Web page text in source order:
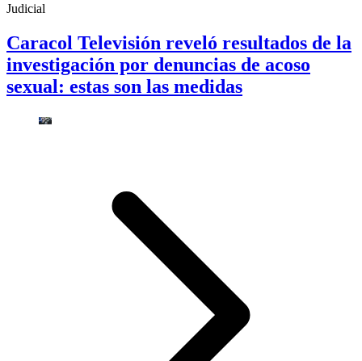
Judicial
Caracol Televisión reveló resultados de la
investigación por denuncias de acoso
sexual: estas son las medidas